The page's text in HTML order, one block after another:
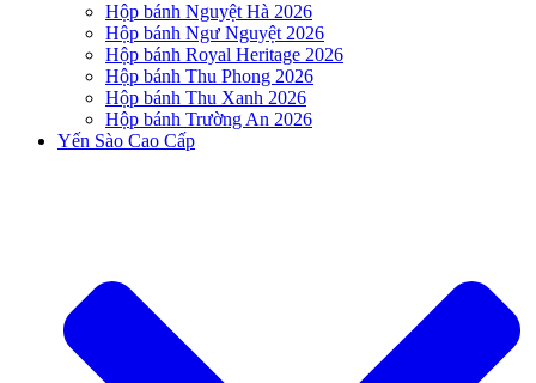
Hộp bánh Nguyệt Hà 2026
Hộp bánh Ngư Nguyệt 2026
Hộp bánh Royal Heritage 2026
Hộp bánh Thu Phong 2026
Hộp bánh Thu Xanh 2026
Hộp bánh Trường An 2026
Yến Sào Cao Cấp